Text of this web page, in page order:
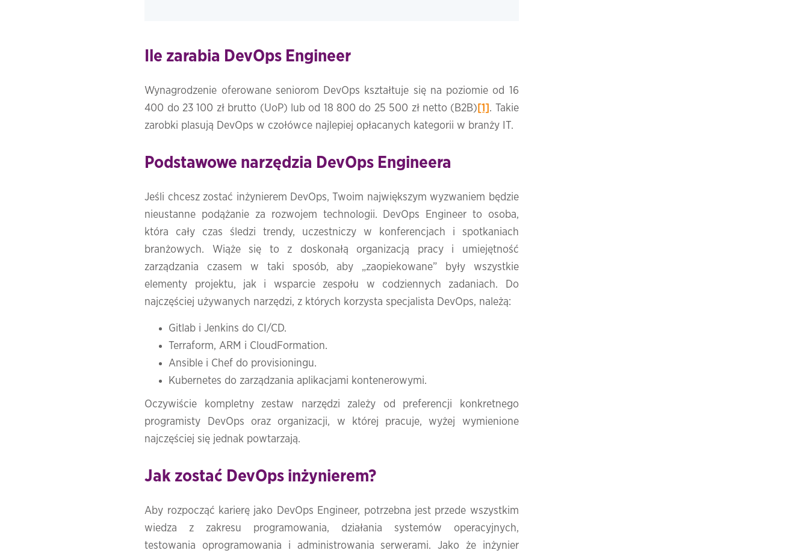
Ile zarabia DevOps Engineer
Wynagrodzenie oferowane seniorom DevOps kształtuje się na poziomie od 16
400 do 23 100 zł brutto (UoP) lub od 18 800 do 25 500 zł netto (B2B) [1] . Takie
zarobki plasują DevOps w czołówce najlepiej opłacanych kategorii w branży IT.
Podstawowe narzędzia DevOps Engineera
Jeśli chcesz zostać inżynierem DevOps, Twoim największym wyzwaniem będzie
nieustanne podążanie za rozwojem technologii. DevOps Engineer to osoba,
która cały czas śledzi trendy, uczestniczy w konferencjach i spotkaniach
branżowych. Wiąże się to z doskonałą organizacją pracy i umiejętność
zarządzania czasem w taki sposób, aby „zaopiekowane” były wszystkie
elementy projektu, jak i wsparcie zespołu w codziennych zadaniach. Do
najczęściej używanych narzędzi, z których korzysta specjalista DevOps, należą:
Gitlab i Jenkins do CI/CD.
Terraform, ARM i CloudFormation.
Ansible i Chef do provisioningu.
Kubernetes do zarządzania aplikacjami kontenerowymi.
Oczywiście kompletny zestaw narzędzi zależy od preferencji konkretnego
programisty DevOps oraz organizacji, w której pracuje, wyżej wymienione
najczęściej się jednak powtarzają.
Jak zostać DevOps inżynierem?
Aby rozpocząć karierę jako DevOps Engineer, potrzebna jest przede wszystkim
wiedza z zakresu programowania, działania systemów operacyjnych,
testowania oprogramowania i administrowania serwerami. Jako że inżynier